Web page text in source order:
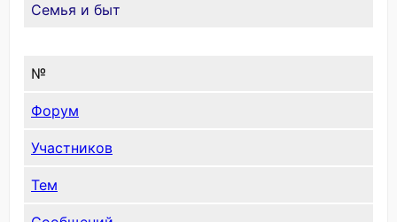
Семья и быт
№
Форум
Участников
Тем